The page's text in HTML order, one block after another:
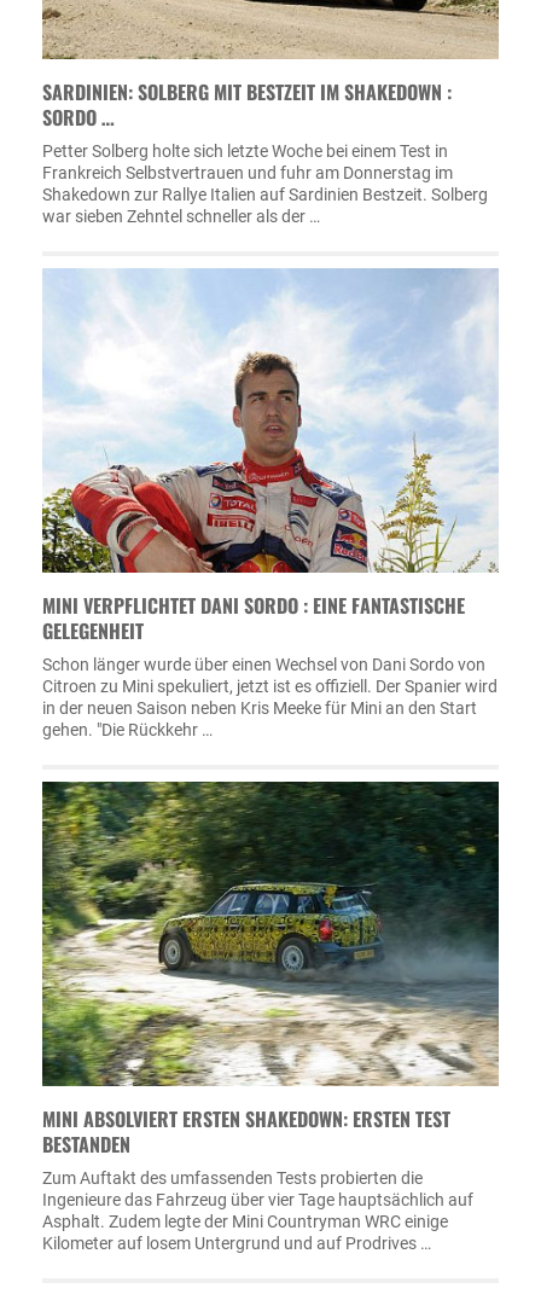
SARDINIEN: SOLBERG MIT BESTZEIT IM SHAKEDOWN :
SORDO …
Petter Solberg holte sich letzte Woche bei einem Test in
Frankreich Selbstvertrauen und fuhr am Donnerstag im
Shakedown zur Rallye Italien auf Sardinien Bestzeit. Solberg
war sieben Zehntel schneller als der …
MINI VERPFLICHTET DANI SORDO : EINE FANTASTISCHE
GELEGENHEIT
Schon länger wurde über einen Wechsel von Dani Sordo von
Citroen zu Mini spekuliert, jetzt ist es offiziell. Der Spanier wird
in der neuen Saison neben Kris Meeke für Mini an den Start
gehen. "Die Rückkehr …
MINI ABSOLVIERT ERSTEN SHAKEDOWN: ERSTEN TEST
BESTANDEN
Zum Auftakt des umfassenden Tests probierten die
Ingenieure das Fahrzeug über vier Tage hauptsächlich auf
Asphalt. Zudem legte der Mini Countryman WRC einige
Kilometer auf losem Untergrund und auf Prodrives …